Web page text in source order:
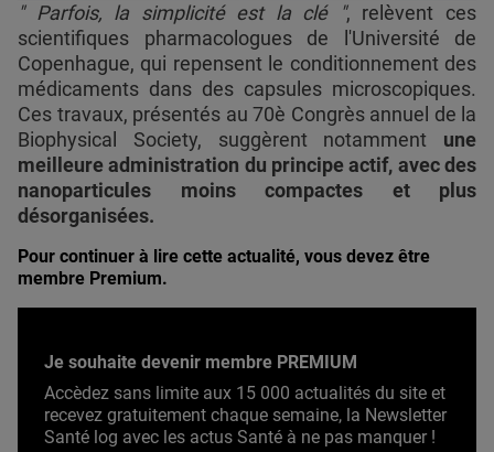
" Parfois, la simplicité est la clé ", relèvent ces
scientifiques pharmacologues de l'Université de
Copenhague, qui repensent le conditionnement des
médicaments dans des capsules microscopiques.
Ces travaux, présentés au 70è Congrès annuel de la
Biophysical Society, suggèrent notamment une
meilleure administration du principe actif, avec des
nanoparticules moins compactes et plus
désorganisées.
Pour continuer à lire cette actualité, vous devez être
membre Premium.
Je souhaite devenir membre PREMIUM
Accèdez sans limite aux 15 000 actualités du site et
recevez gratuitement chaque semaine, la Newsletter
Santé log avec les actus Santé à ne pas manquer !